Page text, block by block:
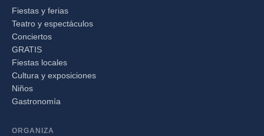
Fiestas y ferias
Teatro y espectáculos
Conciertos
GRATIS
Fiestas locales
Cultura y exposiciones
Niños
Gastronomía
ORGANIZA